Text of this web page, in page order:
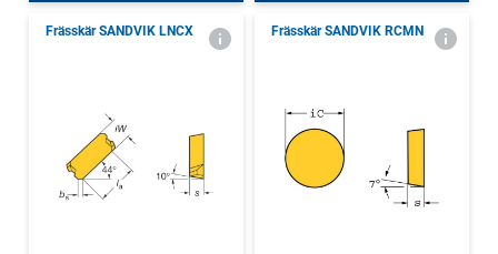
Frässkär SANDVIK LNCX Frässkär SANDVIK RCMN